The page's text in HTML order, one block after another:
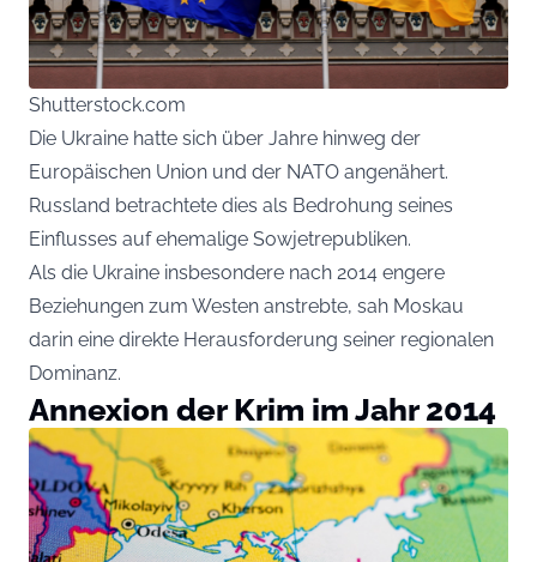
Shutterstock.com
Die Ukraine hatte sich über Jahre hinweg der
Europäischen Union und der NATO angenähert.
Russland betrachtete dies als Bedrohung seines
Einflusses auf ehemalige Sowjetrepubliken.
Als die Ukraine insbesondere nach 2014 engere
Beziehungen zum Westen anstrebte, sah Moskau
darin eine direkte Herausforderung seiner regionalen
Dominanz.
Annexion der Krim im Jahr 2014